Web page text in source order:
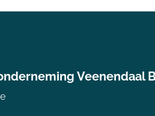
Veenendaal